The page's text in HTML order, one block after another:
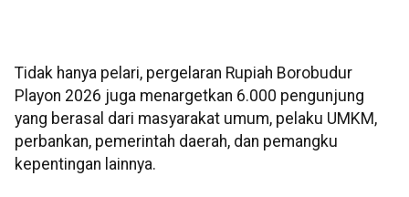
Tidak hanya pelari, pergelaran Rupiah Borobudur
Playon 2026 juga menargetkan 6.000 pengunjung
yang berasal dari masyarakat umum, pelaku UMKM,
perbankan, pemerintah daerah, dan pemangku
kepentingan lainnya.